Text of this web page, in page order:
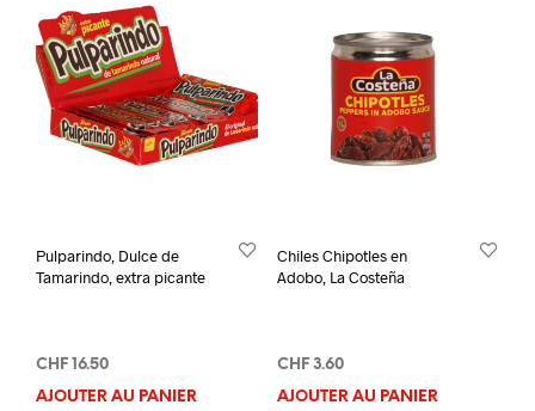
Pulparindo, Dulce de
Tamarindo, extra picante
CHF 16.50
AJOUTER AU PANIER
Chiles Chipotles en
Adobo, La Costeña
CHF3.60
AJOUTER AU PANIER